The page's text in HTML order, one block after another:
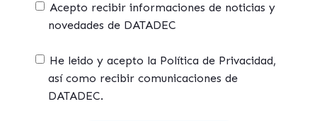
Acepto recibir informaciones de noticias y
novedades de DATADEC
He leido y acepto la Política de Privacidad,
así como recibir comunicaciones de
DATADEC.